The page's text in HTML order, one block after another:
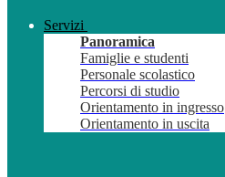
Servizi
Panoramica
Famiglie e studenti
Personale scolastico
Percorsi di studio
Orientamento in ingresso
Orientamento in uscita